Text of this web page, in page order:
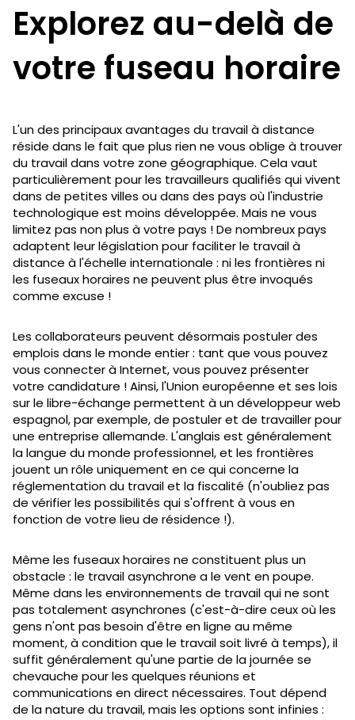
Explorez au-delà de
votre fuseau horaire
L'un des principaux avantages du travail à distance
réside dans le fait que plus rien ne vous oblige à trouver
du travail dans votre zone géographique. Cela vaut
particulièrement pour les travailleurs qualifiés qui vivent
dans de petites villes ou dans des pays où l'industrie
technologique est moins développée. Mais ne vous
limitez pas non plus à votre pays ! De nombreux pays
adaptent leur législation pour faciliter le travail à
distance à l'échelle internationale : ni les frontières ni
les fuseaux horaires ne peuvent plus être invoqués
comme excuse !
Les collaborateurs peuvent désormais postuler des
emplois dans le monde entier : tant que vous pouvez
vous connecter à Internet, vous pouvez présenter
votre candidature ! Ainsi, l'Union européenne et ses lois
sur le libre-échange permettent à un développeur web
espagnol, par exemple, de postuler et de travailler pour
une entreprise allemande. L'anglais est généralement
la langue du monde professionnel, et les frontières
jouent un rôle uniquement en ce qui concerne la
réglementation du travail et la fiscalité (n'oubliez pas
de vérifier les possibilités qui s'offrent à vous en
fonction de votre lieu de résidence !).
Même les fuseaux horaires ne constituent plus un
obstacle : le travail asynchrone a le vent en poupe.
Même dans les environnements de travail qui ne sont
pas totalement asynchrones (c'est-à-dire ceux où les
gens n'ont pas besoin d'être en ligne au même
moment, à condition que le travail soit livré à temps), il
suffit généralement qu'une partie de la journée se
chevauche pour les quelques réunions et
communications en direct nécessaires. Tout dépend
de la nature du travail, mais les options sont infinies :